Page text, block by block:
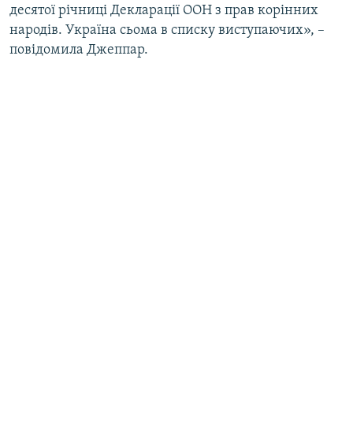
десятої річниці Декларації ООН з прав корінних
народів. Україна сьома в списку виступаючих», –
повідомила Джеппар.